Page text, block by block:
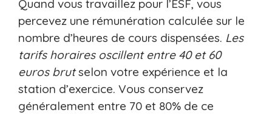
Quand vous travaillez pour l’ESF, vous
percevez une rémunération calculée sur le
nombre d’heures de cours dispensées. Les
tarifs horaires oscillent entre 40 et 60
euros brutselon votre expérience et la
station d’exercice. Vous conservez
généralement entre 70 et 80% de ce